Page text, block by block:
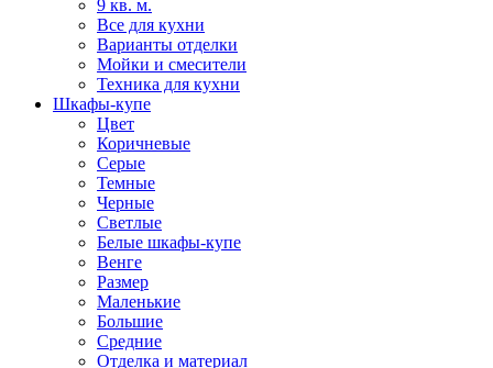
9 кв. м.
Все для кухни
Варианты отделки
Мойки и смесители
Техника для кухни
Шкафы-купе
Цвет
Коричневые
Серые
Темные
Черные
Светлые
Белые шкафы-купе
Венге
Размер
Маленькие
Большие
Средние
Отделка и материал